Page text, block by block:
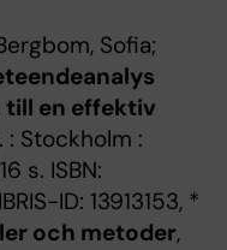
Sofia;
till en effektiv
: Stockholm :
s. ISBN:
ID: 13913153, *
och metoder,